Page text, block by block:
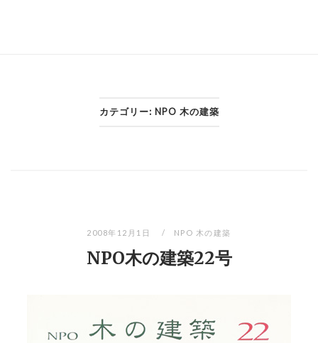
カテゴリー: NPO 木の建築
2008年12月1日 NPO 木の建築
NPO木の建築22号